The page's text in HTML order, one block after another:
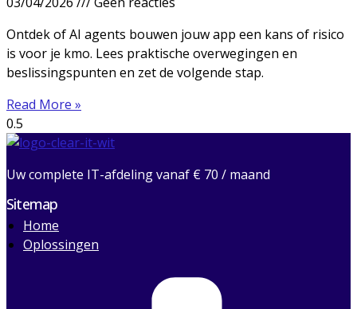
Ontdek of AI agents bouwen jouw app een kans of risico
is voor je kmo. Lees praktische overwegingen en
beslissingspunten en zet de volgende stap.
Read More »
Uw complete IT-afdeling vanaf € 70 / maand
Sitemap
Home
Oplossingen